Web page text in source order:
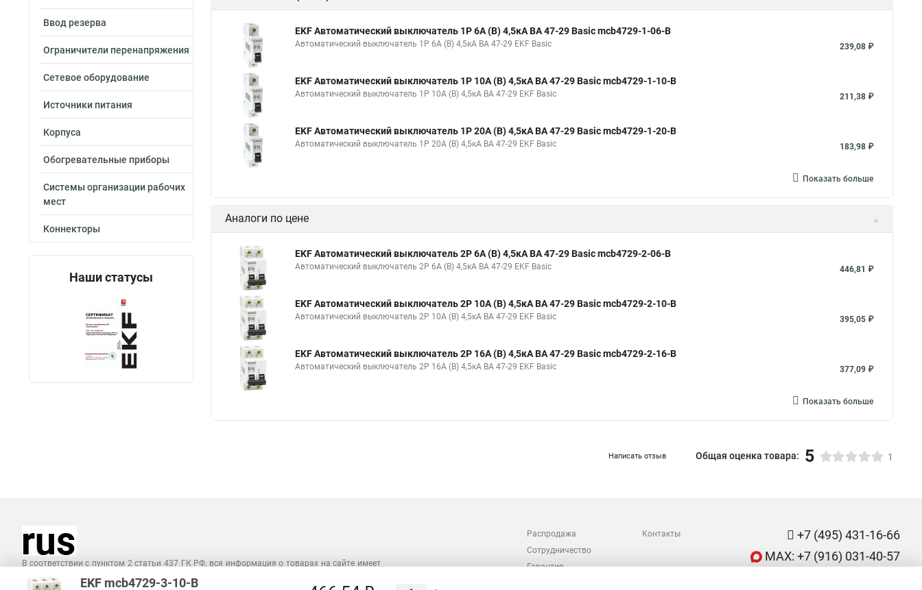
Ввод резерва
Ограничители перенапряжения
Сетевое оборудование
Источники питания
Корпуса
Обогревательные приборы
Системы организации рабочих
мест
Коннекторы
Наши статусы
EKF Автоматический выключатель 1P 6А (B) 4,5кА ВА 47-29 Basic mcb4729-1-06-B
Автоматический выключатель 1P 6А (B) 4,5кА ВА 47-29 EKF Basic 239,08 ₽
EKF Автоматический выключатель 1P 10А (B) 4,5кА ВА 47-29 Basic mcb4729-1-10-B
Автоматический выключатель 1P 10А (B) 4,5кА ВА 47-29 EKF Basic 211,38 ₽
EKF Автоматический выключатель 1P 20А (B) 4,5кА ВА 47-29 Basic mcb4729-1-20-B
Автоматический выключатель 1P 20А (B) 4,5кА ВА 47-29 EKF Basic 183,98 ₽
Показать больше
Аналоги по цене
EKF Автоматический выключатель 2P 6А (B) 4,5кА ВА 47-29 Basic mcb4729-2-06-B
Автоматический выключатель 2P 6А (B) 4,5кА ВА 47-29 EKF Basic 446,81 ₽
EKF Автоматический выключатель 2P 10А (B) 4,5кА ВА 47-29 Basic mcb4729-2-10-B
Автоматический выключатель 2P 10А (B) 4,5кА ВА 47-29 EKF Basic 395,05 ₽
EKF Автоматический выключатель 2P 16А (B) 4,5кА ВА 47-29 Basic mcb4729-2-16-B
Автоматический выключатель 2P 16А (B) 4,5кА ВА 47-29 EKF Basic 377,09 ₽
Показать больше
Написать отзыв Общая оценка товара: 5 1
В соответствии с пунктом 2 статьи 437 ГК РФ, вся информация о товарах на сайте имеет
справочный характер и не является публичной офертой. При покупке проверяйте товар
на наличие интересующих вас функций и характеристик.
Распродажа
Сотрудничество
Гарантия
Контакты
+7 (495) 431-16-66
MAX: +7 (916) 031-40-57
EKF mcb4729-3-10-B